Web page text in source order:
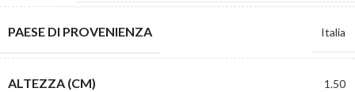
PAESE DI PROVENIENZA Italia
ALTEZZA (CM) 1.50